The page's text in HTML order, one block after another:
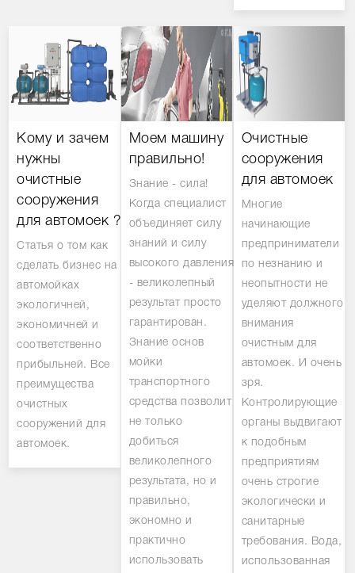
Кому и зачем
нужны
очистные
сооружения
для автомоек ?
Статья о том как
сделать бизнес на
автомойках
экологичней,
экономичней и
соответственно
прибыльней. Все
преимущества
очистных
сооружений для
автомоек.
Моем машину
правильно!
Знание - сила!
Когда специалист
объединяет силу
знаний и силу
высокого давления
- великолепный
результат просто
гарантирован.
Знание основ
мойки
транспортного
средства позволит
не только
добиться
великолепного
результата, но и
правильно,
экономно и
практично
использовать
Очистные
сооружения
для автомоек
Многие
начинающие
предприниматели
по незнанию и
неопытности не
уделяют должного
внимания
очистным для
автомоек. И очень
зря.
Контролирующие
органы выдвигают
к подобным
предприятиям
очень строгие
экологически и
санитарные
требования. Вода,
использованная